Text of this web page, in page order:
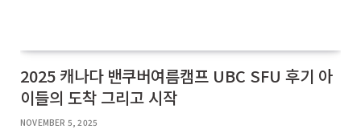
2025 캐나다 밴쿠버여름캠프 UBC SFU 후기 아
이들의 도착 그리고 시작
NOVEMBER 5, 2025